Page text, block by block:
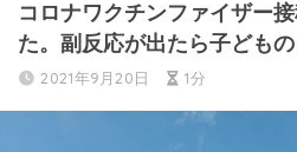
コロナワクチンファイザー
た。副反応が出たら子ども
2021年9月20日 1分